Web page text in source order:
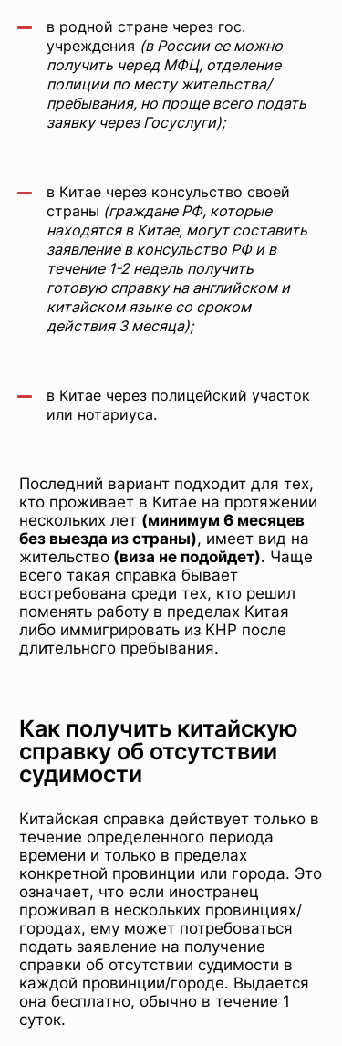
в родной стране через гос.
учреждения (в России ее можно
получить черед МФЦ, отделение
полиции по месту жительства/
пребывания, но проще всего подать
заявку через Госуслуги);
в Китае через консульство своей
страны (граждане РФ, которые
находятся в Китае, могут составить
заявление в консульство РФ и в
течение 1-2 недель получить
готовую справку на английском и
китайском языке со сроком
действия 3 месяца);
в Китае через полицейский участок
или нотариуса.
Последний вариант подходит для тех,
кто проживает в Китае на протяжении
нескольких лет (минимум 6 месяцев
без выезда из страны), имеет вид на
жительство (виза не подойдет). Чаще
всего такая справка бывает
востребована среди тех, кто решил
поменять работу в пределах Китая
либо иммигрировать из КНР после
длительного пребывания.
Как получить китайскую
справку об отсутствии
судимости
Китайская справка действует только в
течение определенного периода
времени и только в пределах
конкретной провинции или города. Это
означает, что если иностранец
проживал в нескольких провинциях/
городах, ему может потребоваться
подать заявление на получение
справки об отсутствии судимости в
каждой провинции/городе. Выдается
она бесплатно, обычно в течение 1
суток.